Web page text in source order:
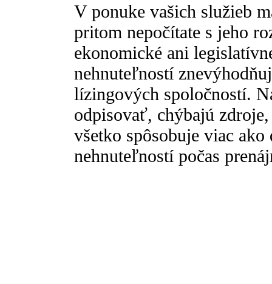
V ponuke vašich služieb
pritom nepočítate s jeho
ekonomické ani
nehnuteľností
lízingových spoločností.
odpisovať, chýbajú
všetko spôsobuje viac ako
nehnuteľností počas